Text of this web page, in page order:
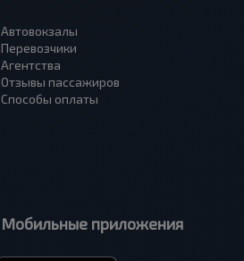
Автовокзалы
Перевозчики
Агентства
Отзывы пассажиров
Способы оплаты
Мобильные приложения